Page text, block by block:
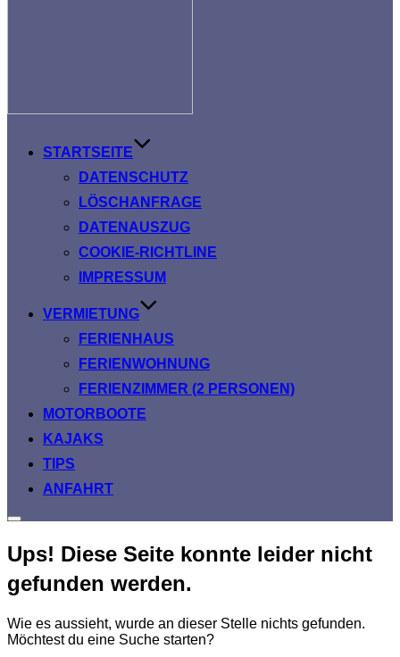
STARTSEITE
DATENSCHUTZ
LÖSCHANFRAGE
DATENAUSZUG
COOKIE-RICHTLINE
IMPRESSUM
VERMIETUNG
FERIENHAUS
FERIENWOHNUNG
FERIENZIMMER (2 PERSONEN)
MOTORBOOTE
KAJAKS
TIPS
ANFAHRT
Seitenleiste
Navigation
umschalten
Ups! Diese Seite konnte leider nicht
gefunden werden.
Wie es aussieht, wurde an dieser Stelle nichts gefunden.
Möchtest du eine Suche starten?